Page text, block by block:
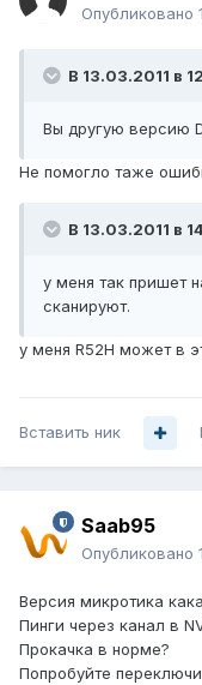
Опубликовано
В 13.03.2011 в
Вы другую версию
Не помогло таже
В 13.03.2011 в
у меня так пришет
сканируют.
у меня R52H может в
Вставить ник
Saab95
Опубликовано
Версия микротика
Пинги через канал в
Прокачка в норме?
Попробуйте